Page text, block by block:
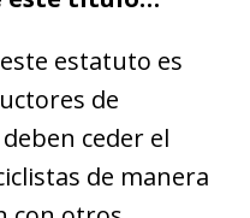
estatuto es
de
ceder el
de manera